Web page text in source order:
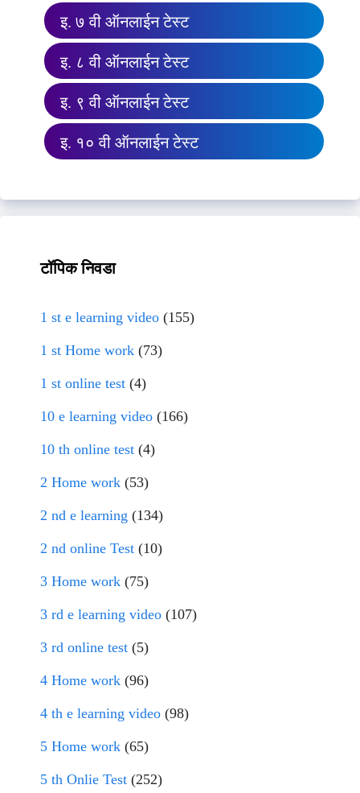
इ. ७ वी ऑनलाईन टेस्ट
इ. ८ वी ऑनलाईन टेस्ट
इ. ९ वी ऑनलाईन टेस्ट
इ. १० वी ऑनलाईन टेस्ट
टॉपिक निवडा
1 st e learning video (155)
1 st Home work (73)
1 st online test (4)
10 e learning video (166)
10 th online test (4)
2 Home work (53)
2 nd e learning (134)
2 nd online Test (10)
3 Home work (75)
3 rd e learning video (107)
3 rd online test (5)
4 Home work (96)
4 th e learning video (98)
5 Home work (65)
5 th Onlie Test (252)